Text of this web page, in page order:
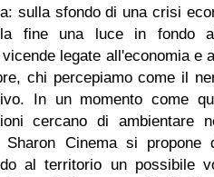
sulla sfondo di una crisi
fine una luce in fondo
legate all'economia e
chi percepiamo come il
In un momento come
cercano di ambientare
Cinema si propone
al territorio un possibile